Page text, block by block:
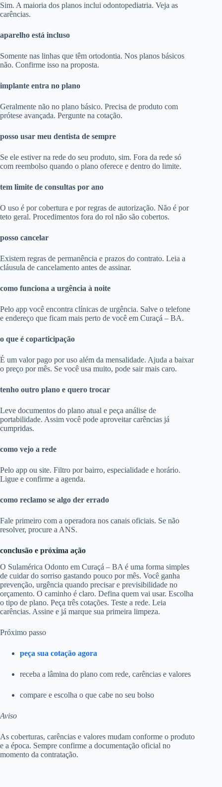
Sim. A maioria dos planos inclui odontopediatria. Veja as
carências.
aparelho está incluso
Somente nas linhas que têm ortodontia. Nos planos básicos
não. Confirme isso na proposta.
implante entra no plano
Geralmente não no plano básico. Precisa de produto com
prótese avançada. Pergunte na cotação.
posso usar meu dentista de sempre
Se ele estiver na rede do seu produto, sim. Fora da rede só
com reembolso quando o plano oferece e dentro do limite.
tem limite de consultas por ano
O uso é por cobertura e por regras de autorização. Não é por
teto geral. Procedimentos fora do rol não são cobertos.
posso cancelar
Existem regras de permanência e prazos do contrato. Leia a
cláusula de cancelamento antes de assinar.
como funciona a urgência à noite
Pelo app você encontra clínicas de urgência. Salve o telefone
e endereço que ficam mais perto de você em Curaçá – BA.
o que é coparticipação
É um valor pago por uso além da mensalidade. Ajuda a baixar
o preço por mês. Se você usa muito, pode sair mais caro.
tenho outro plano e quero trocar
Leve documentos do plano atual e peça análise de
portabilidade. Assim você pode aproveitar carências já
cumpridas.
como vejo a rede
Pelo app ou site. Filtro por bairro, especialidade e horário.
Ligue e confirme a agenda.
como reclamo se algo der errado
Fale primeiro com a operadora nos canais oficiais. Se não
resolver, procure a ANS.
conclusão e próxima ação
O Sulamérica Odonto em Curaçá – BA é uma forma simples
de cuidar do sorriso gastando pouco por mês. Você ganha
prevenção, urgência quando precisar e previsibilidade no
orçamento. O caminho é claro. Defina quem vai usar. Escolha
o tipo de plano. Peça três cotações. Teste a rede. Leia
carências. Assine e já marque sua primeira limpeza.
Próximo passo
peça sua cotação agora
receba a lâmina do plano com rede, carências e valores
compare e escolha o que cabe no seu bolso
Aviso
As coberturas, carências e valores mudam conforme o produto
e a época. Sempre confirme a documentação oficial no
momento da contratação.